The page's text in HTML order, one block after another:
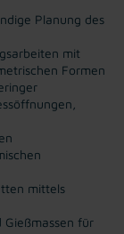
Planung des
mit
Formen
mittels
Gießmassen für